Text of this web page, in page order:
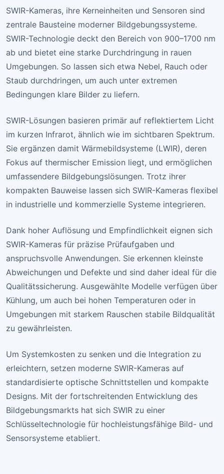
SWIR-Kameras, ihre Kerneinheiten und Sensoren sind
zentrale Bausteine moderner Bildgebungssysteme.
SWIR-Technologie deckt den Bereich von 900–1700 nm
ab und bietet eine starke Durchdringung in rauen
Umgebungen. So lassen sich etwa Nebel, Rauch oder
Staub durchdringen, um auch unter extremen
Bedingungen klare Bilder zu liefern.
SWIR-Lösungen basieren primär auf reflektiertem Licht
im kurzen Infrarot, ähnlich wie im sichtbaren Spektrum.
Sie ergänzen damit Wärmebildsysteme (LWIR), deren
Fokus auf thermischer Emission liegt, und ermöglichen
umfassendere Bildgebungslösungen. Trotz ihrer
kompakten Bauweise lassen sich SWIR-Kameras flexibel
in industrielle und kommerzielle Systeme integrieren.
Dank hoher Auflösung und Empfindlichkeit eignen sich
SWIR-Kameras für präzise Prüfaufgaben und
anspruchsvolle Anwendungen. Sie erkennen kleinste
Abweichungen und Defekte und sind daher ideal für die
Qualitätssicherung. Ausgewählte Modelle verfügen über
Kühlung, um auch bei hohen Temperaturen oder in
Umgebungen mit starkem Rauschen stabile Bildqualität
zu gewährleisten.
Um Systemkosten zu senken und die Integration zu
erleichtern, setzen moderne SWIR-Kameras auf
standardisierte optische Schnittstellen und kompakte
Designs. Mit der fortschreitenden Entwicklung des
Bildgebungsmarkts hat sich SWIR zu einer
Schlüsseltechnologie für hochleistungsfähige Bild- und
Sensorsysteme etabliert.